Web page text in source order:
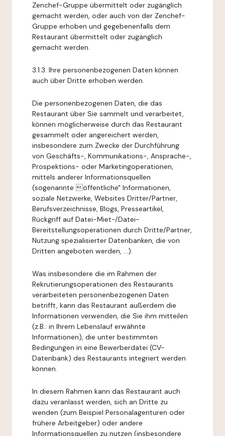
Zenchef-Gruppe übermittelt oder zugänglich
gemacht werden, oder auch von der Zenchef-
Gruppe erhoben und gegebenenfalls dem
Restaurant übermittelt oder zugänglich
gemacht werden.
3.1.3. Ihre personenbezogenen Daten können
auch über Dritte erhoben werden.
Die personenbezogenen Daten, die das
Restaurant über Sie sammelt und verarbeitet,
können möglicherweise durch das Restaurant
gesammelt oder angereichert werden,
insbesondere zum Zwecke der Durchführung
von Geschäfts-, Kommunikations-, Ansprache-,
Prospektions- oder Marketingoperationen,
mittels anderer Informationsquellen
(sogenannte öffentliche" Informationen,
soziale Netzwerke, Websites Dritter/Partner,
Berufsverzeichnisse, Blogs, Presseartikel,
Rückgriff auf Datei-Miet-/Datei-
Bereitstellungsoperationen durch Dritte/Partner,
Nutzung spezialisierter Datenbanken, die von
Dritten angeboten werden, ...).
Was insbesondere die im Rahmen der
Rekrutierungsoperationen des Restaurants
verarbeiteten personenbezogenen Daten
betrifft, kann das Restaurant außerdem die
Informationen verwenden, die Sie ihm mitteilen
(z.B.: in Ihrem Lebenslauf erwähnte
Informationen), die unter bestimmten
Bedingungen in eine Bewerberdatei (CV-
Datenbank) des Restaurants integriert werden
können.
In diesem Rahmen kann das Restaurant auch
dazu veranlasst werden, sich an Dritte zu
wenden (zum Beispiel Personalagenturen oder
frühere Arbeitgeber) oder andere
Informationsquellen zu nutzen (insbesondere